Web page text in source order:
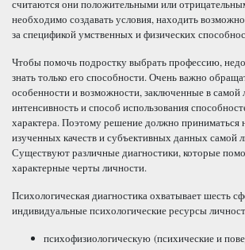
считаются они положительными или
необходимо создавать условия, находить
за спецификой умственных и физических
Чтобы помочь подростку выбрать профессию,
знать только его способности. Очень важно
особенности и возможности, заключенные в самой
интенсивность и способ использования
характера. Поэтому решение должно приниматься
изученных качеств и субъективных данных самой
Существуют различные диагностики, которые
характерные черты личности.
Психологическая диагностика охватывает шесть
индивидуальные психологические ресурсы
психофизиологическую (психические и